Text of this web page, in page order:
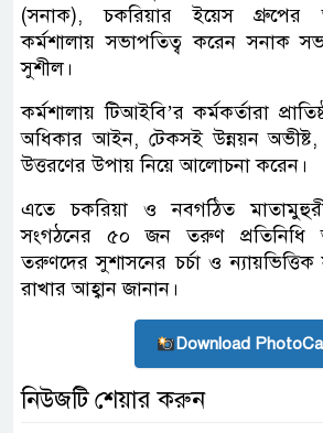
(সনাক), চকরিয়ার ইয়েস গ্রুপের
কর্মশালায় সভাপতিত্ব করেন সনাক
সুশীল।
কর্মশালায় টিআইবি’র কর্মকর্তারা
অধিকার আইন, টেকসই উন্নয়ন অভীষ্ট,
উত্তরণের উপায় নিয়ে আলোচনা করেন।
এতে চকরিয়া ও নবগঠিত
সংগঠনের ৫০ জন তরুণ প্রতিনিধি
তরুণদের সুশাসনের চর্চা ও
রাখার আহ্বান জানান।
Download
নিউজটি শেয়ার করুন